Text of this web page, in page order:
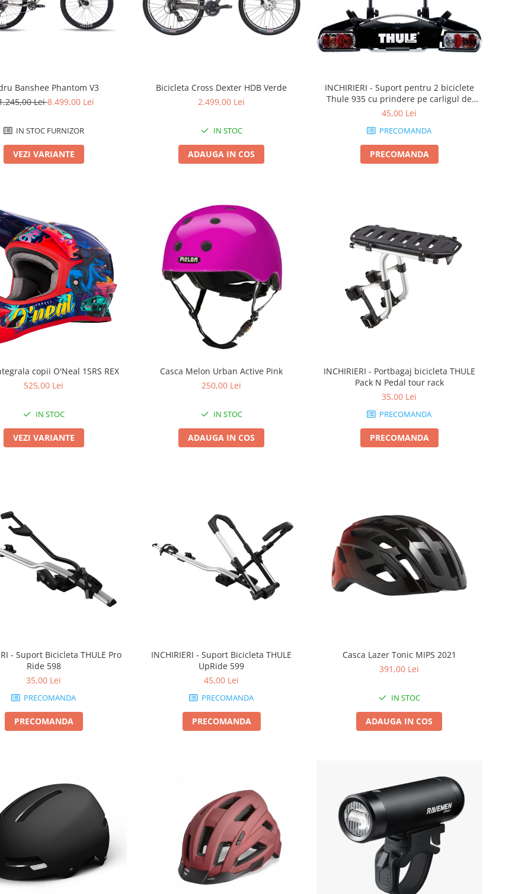
Banshee Phantom V3
Lei8.499,00 Lei
IN STOC FURNIZOR
VEZI VARIANTE
Bicicleta Cross Dexter HDB Verde
2.499,00 Lei
IN STOC
ADAUGA IN COS
INCHIRIERI - Suport pentru 2 biciclete
Thule 935 cu prindere pe carligul de
remorcare
45,00 Lei
PRECOMANDA
PRECOMANDA
copii O'Neal 1SRS REX
525,00 Lei
IN STOC
VEZI VARIANTE
Casca Melon Urban Active Pink
250,00 Lei
IN STOC
ADAUGA IN COS
INCHIRIERI - Portbagaj bicicleta THULE
Pack N Pedal tour rack
35,00 Lei
PRECOMANDA
PRECOMANDA
- Suport Bicicleta THULE Pro
Ride 598
35,00 Lei
PRECOMANDA
PRECOMANDA
INCHIRIERI - Suport Bicicleta THULE
UpRide 599
45,00 Lei
PRECOMANDA
PRECOMANDA
Casca Lazer Tonic MIPS 2021
391,00 Lei
IN STOC
ADAUGA IN COS